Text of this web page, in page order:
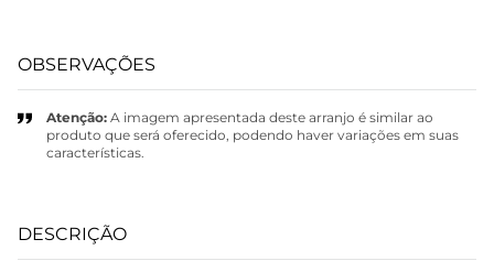
OBSERVAÇÕES
Atenção: A imagem apresentada deste arranjo é similar ao
produto que será oferecido, podendo haver variações em suas
características.
DESCRIÇÃO